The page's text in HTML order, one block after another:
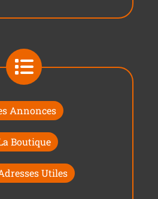
Annonces
Boutique
Utiles